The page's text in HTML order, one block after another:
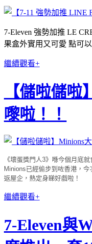
7-Eleven 強勢加推 LE
果盒外實用又可愛 點可
繼續觀看+
【儲啦儲
嚟啦！！
《壞蛋獎門人3》喺今個月底
Minions已經偷步到咗香港，
返屋企，熱定身睇好戲啦！
繼續觀看+
7-Eleven與